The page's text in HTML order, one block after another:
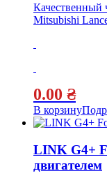
Качественный
Mitsubishi
0.00 ₴
В корзину
LINK G4+
двигателем